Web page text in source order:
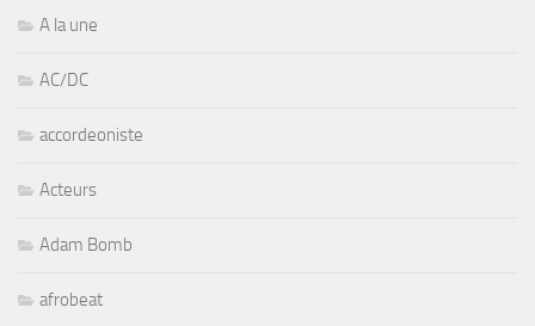
A la une
AC/DC
accordeoniste
Acteurs
Adam Bomb
afrobeat